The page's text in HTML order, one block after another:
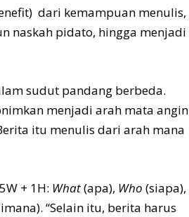
dari kemampuan menulis,
naskah pidato, hingga menjadi
sudut pandang berbeda.
menjadi arah mata
itu menulis dari arah mana
+ 1H: What(apa), Who (siapa),
“Selain itu, berita harus